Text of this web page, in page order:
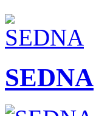
SEDNA